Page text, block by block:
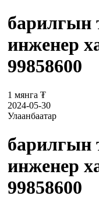
барилгын
инженер
99858600
1 мянга ₮
2024-05-30
Улаанбаатар
барилгын
инженер
99858600